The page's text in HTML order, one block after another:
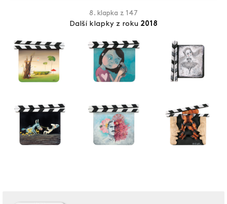
8. klapka z 147
Další klapky z roku 2018